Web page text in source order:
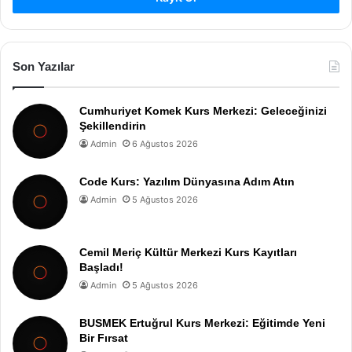
Son Yazılar
Cumhuriyet Komek Kurs Merkezi: Geleceğinizi
Şekillendirin
Admin 6 Ağustos 2026
Code Kurs: Yazılım Dünyasına Adım Atın
Admin 5 Ağustos 2026
Cemil Meriç Kültür Merkezi Kurs Kayıtları
Başladı!
Admin 5 Ağustos 2026
BUSMEK Ertuğrul Kurs Merkezi: Eğitimde Yeni
Bir Fırsat